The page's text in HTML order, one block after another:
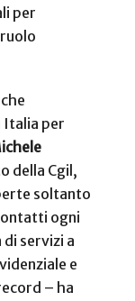
per
Italia per
della Cgil,
soltanto
ogni
servizi a
e
– ha